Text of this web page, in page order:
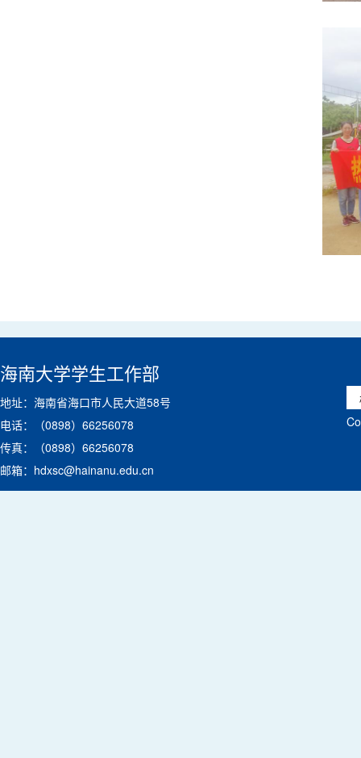
海南大学学生工作部
地址：海南省海口市人民大道58号
电话：（0898）66256078
传真：（0898）66256078
邮箱：hdxsc@hainanu.edu.cn